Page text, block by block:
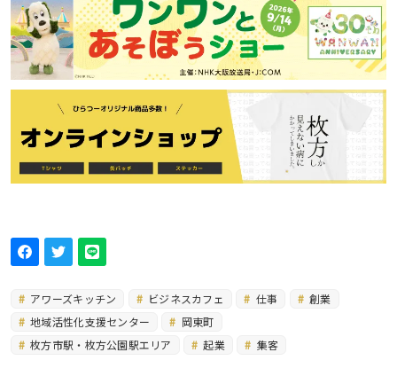
アワーズキッチン ビジネスカフェ 仕事
創業
地域活性化支援センター
岡東町
枚方市駅・枚方公園駅エリア
起業 集客